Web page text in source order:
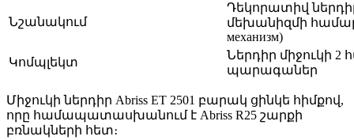
Նշանակում
Դեկորատիվ
մեխանիզմի համար
механизм)
Կոմպլեկտ
Ներդիր միջուկի
պարագաներ
Միջուկի ներդիր Abriss ET 2501 բարակ ցինկե հիմքով,
որը համապատասխանում է Abriss R25 շարքի
բռնակների հետ։